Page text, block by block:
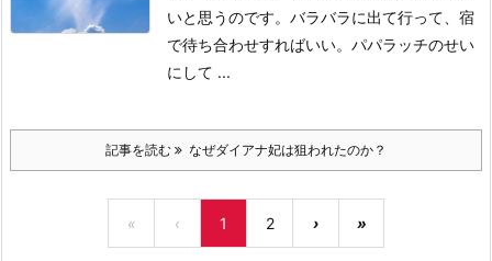
いと思うのです。バラバラに出て行って、宿
で待ち合わせすればいい。 パパラッチのせい
にして ...
記事を読む なぜダイアナ妃は狙われたのか？
« ‹ 1 2 › »